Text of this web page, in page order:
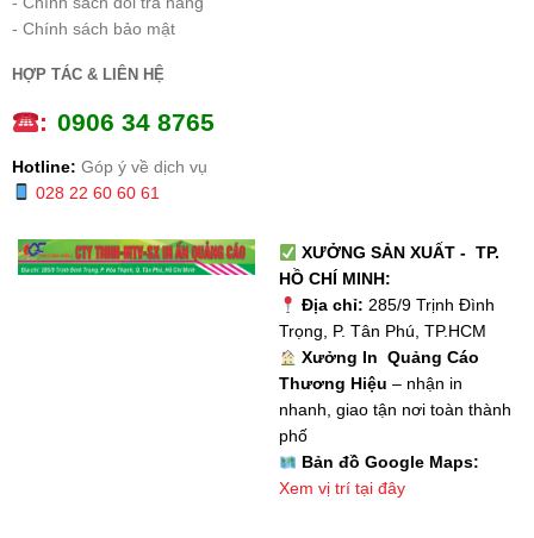
- Chính sách bảo mật
HỢP TÁC & LIÊN HỆ
: 0906 34 8765
Hotline: Góp ý về dịch vụ
028 22 60 60 61
XƯỞNG SẢN XUẤT - TP.
HỒ CHÍ MINH:
Địa chỉ: 285/9 Trịnh Đình
Trọng, P. Tân Phú, TP.HCM
Xưởng In Quảng Cáo
Thương Hiệu – nhận in
nhanh, giao tận nơi toàn thành
phố
Bản đồ Google Maps:
Xem vị trí tại đây